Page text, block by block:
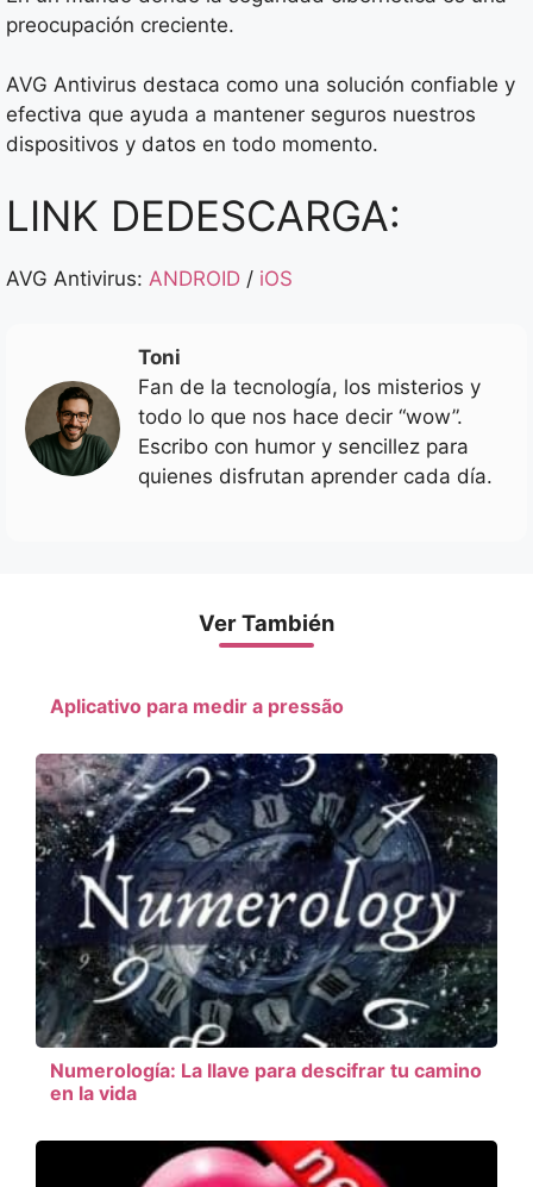
preocupación creciente.
AVG Antivirus destaca como una solución confiable y
efectiva que ayuda a mantener seguros nuestros
dispositivos y datos en todo momento.
LINK DEDESCARGA:
AVG Antivirus: ANDROID / iOS
Toni
Fan de la tecnología, los misterios y
todo lo que nos hace decir “wow”.
Escribo con humor y sencillez para
quienes disfrutan aprender cada día.
Ver También
Aplicativo para medir a pressão
Numerología: La llave para descifrar tu camino
en la vida